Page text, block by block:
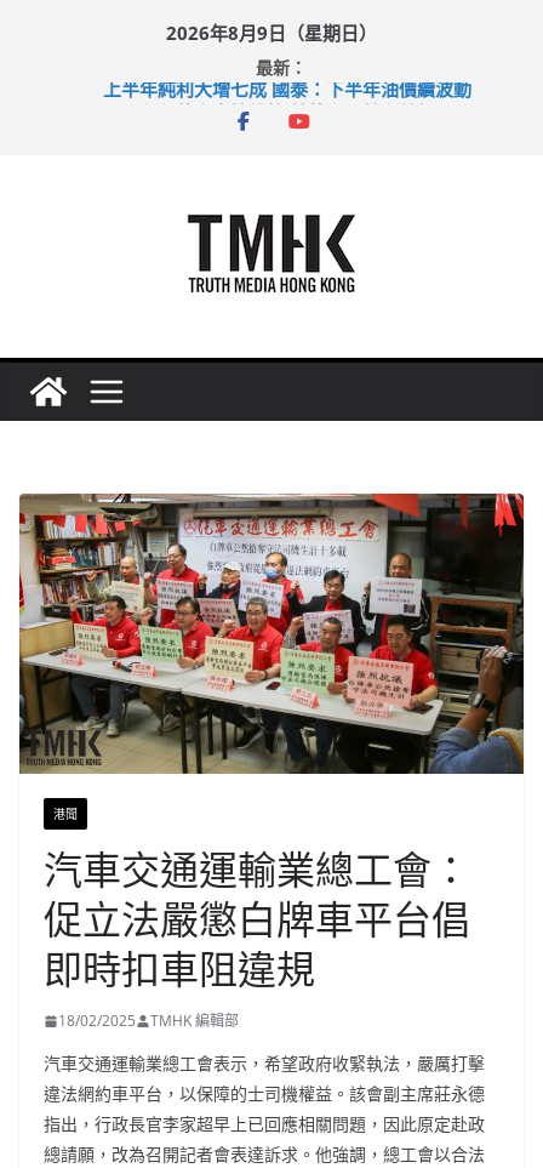
2026年8月9日（星期日）
最新：
上半年純利大增七成 國泰：下半年油價續波動
拜仁熱身賽挫維拉 啟德主場館奪錦標
港聞
汽車交通運輸業總工會：
促立法嚴懲白牌車平台倡
即時扣車阻違規
18/02/2025 TMHK 編輯部
汽車交通運輸業總工會表示，希望政府收緊執法，嚴厲打擊
違法網約車平台，以保障的士司機權益。該會副主席莊永德
指出，行政長官李家超早上已回應相關問題，因此原定赴政
總請願，改為召開記者會表達訴求。他強調，總工會以合法